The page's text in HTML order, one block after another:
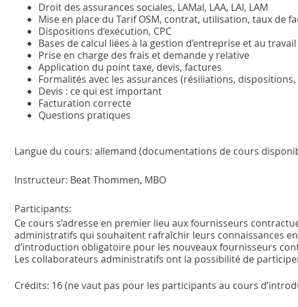
Droit des assurances sociales, LAMal, LAA, LAI, LAM
Mise en place du Tarif OSM, contrat, utilisation, taux de
Dispositions d’exécution, CPC
Bases de calcul liées à la gestion d’entreprise et au travail
Prise en charge des frais et demande y relative
Application du point taxe, devis, factures
Formalités avec les assurances (résiliations,
Devis : ce qui est important
Facturation correcte
Questions pratiques
Langue du cours: allemand (documentations de cours
Instructeur: Beat Thommen, MBO
Participants:
Ce cours s’adresse en premier lieu aux fournisseurs
administratifs qui souhaitent rafraîchir leurs connaissances
d’introduction obligatoire pour les nouveaux fournisseurs
Les collaborateurs administratifs ont la possibilité de
Crédits: 16 (ne vaut pas pour les participants au cours